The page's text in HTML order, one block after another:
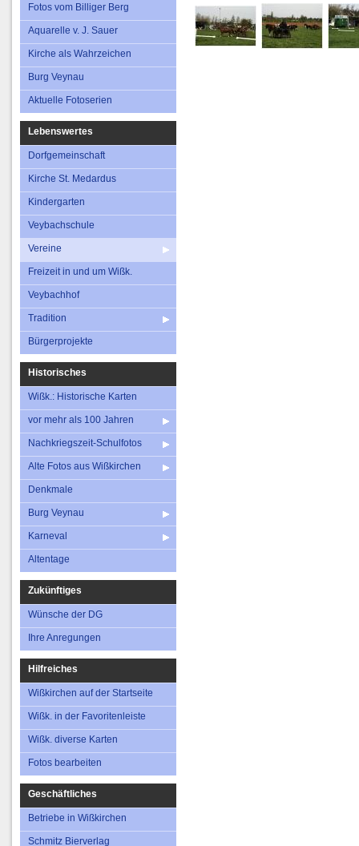
Fotos vom Billiger Berg
Aquarelle v. J. Sauer
Kirche als Wahrzeichen
Burg Veynau
Aktuelle Fotoserien
Lebenswertes
Dorfgemeinschaft
Kirche St. Medardus
Kindergarten
Veybachschule
Vereine
Freizeit in und um Wißk.
Veybachhof
Tradition
Bürgerprojekte
Historisches
Wißk.: Historische Karten
vor mehr als 100 Jahren
Nachkriegszeit-Schulfotos
Alte Fotos aus Wißkirchen
Denkmale
Burg Veynau
Karneval
Altentage
Zukünftiges
Wünsche der DG
Ihre Anregungen
Hilfreiches
Wißkirchen auf der Startseite
Wißk. in der Favoritenleiste
Wißk. diverse Karten
Fotos bearbeiten
Geschäftliches
Betriebe in Wißkirchen
Schmitz Bierverlag